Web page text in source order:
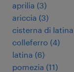
aprilia (3)
ariccia (3)
cisterna di latina
colleferro (4)
latina (6)
pomezia (11)